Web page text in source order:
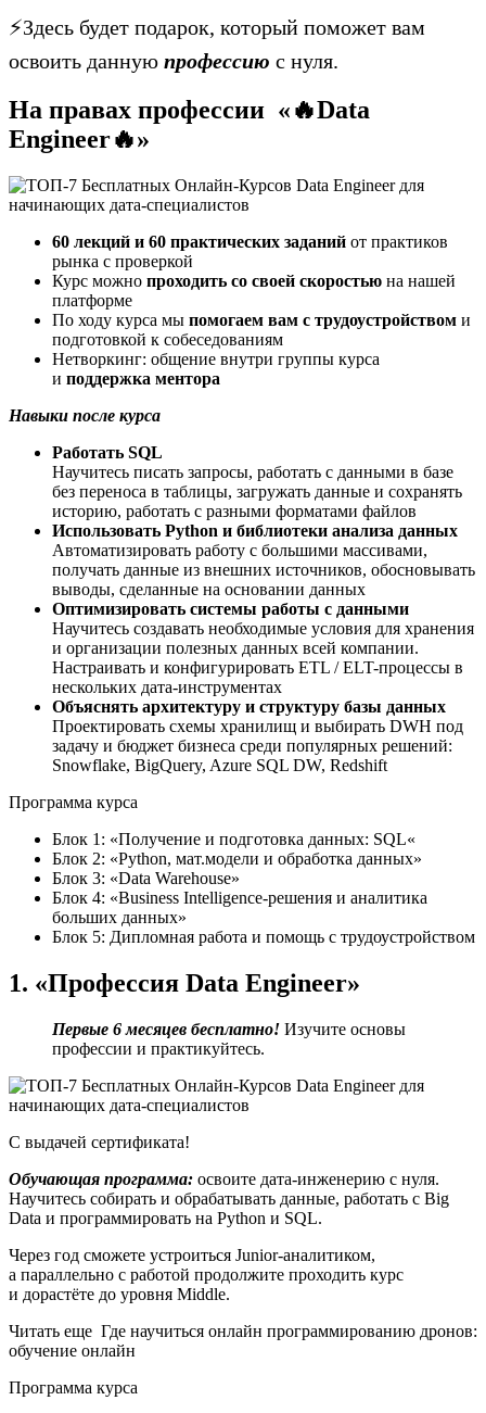
⚡️Здесь будет подарок, который поможет вам
освоить данную профессию с нуля.
На правах профессии «🔥Data
Engineer🔥»
60 лекций и 60 практических заданий от практиков
рынка с проверкой
Курс можно проходить со своей скоростью на нашей
платформе
По ходу курса мы помогаем вам с трудоустройством и
подготовкой к собеседованиям
Нетворкинг: общение внутри группы курса
и поддержка ментора
Навыки после курса
Работать SQL
Научитесь писать запросы, работать с данными в базе
без переноса в таблицы, загружать данные и сохранять
историю, работать с разными форматами файлов
Использовать Python и библиотеки анализа данных
Автоматизировать работу с большими массивами,
получать данные из внешних источников, обосновывать
выводы, сделанные на основании данных
Оптимизировать системы работы с данными
Научитесь создавать необходимые условия для хранения
и организации полезных данных всей компании.
Настраивать и конфигурировать ETL / ELT-процессы в
нескольких дата-инструментах
Объяснять архитектуру и структуру базы данных
Проектировать схемы хранилищ и выбирать DWH под
задачу и бюджет бизнеса среди популярных решений:
Snowflake, BigQuery, Azure SQL DW, Redshift
Программа курса
Блок 1: «Получение и подготовка данных: SQL«
Блок 2: «Python, мат.модели и обработка данных»
Блок 3: «Data Warehouse»
Блок 4: «Business Intelligence-решения и аналитика
больших данных»
Блок 5: Дипломная работа и помощь с трудоустройством
1. «Профессия Data Engineer»
Первые 6 месяцев бесплатно! Изучите основы
профессии и практикуйтесь.
С выдачей сертификата!
Обучающая программа: освоите дата-инженерию с нуля.
Научитесь собирать и обрабатывать данные, работать с Big
Data и программировать на Python и SQL.
Через год сможете устроиться Junior-аналитиком,
а параллельно с работой продолжите проходить курс
и дорастёте до уровня Middle.
Читать еще Где научиться онлайн программированию дронов:
обучение онлайн
Программа курса